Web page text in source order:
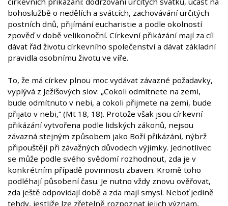
bohoslužbě o nedělích a svátcích, zachovávání určitých
postních dnů, přijímání eucharistie a podle okolností
zpověď v době velikonoční. Církevní přikázání mají za cíl
dávat řád životu církevního společenství a dávat základní
pravidla osobnímu životu ve víře.
To, že má církev plnou moc vydávat závazné požadavky,
vyplývá z Ježíšových slov: „Cokoli odmítnete na zemi,
bude odmítnuto v nebi, a cokoli přijmete na zemi, bude
přijato v nebi,“ (Mt 18, 18). Protože však jsou církevní
přikázání vytvořena podle lidských zákonů, nejsou
závazná stejným způsobem jako Boží přikázání, nýbrž
připouštějí při závažných důvodech výjimky. Jednotlivec
se může podle svého svědomí rozhodnout, zda je v
konkrétním případě povinnosti zbaven. Kromě toho
podléhají působení času. Je nutno vždy znovu ověřovat,
zda ještě odpovídají době a zda mají smysl. Neboť jedině
tehdy, jestliže lze zřetelně rozpoznat jejich význam,